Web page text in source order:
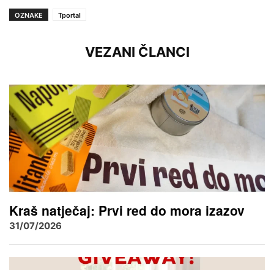
OZNAKE Tportal
VEZANI ČLANCI
Kraš natječaj: Prvi red do mora izazov
31/07/2026